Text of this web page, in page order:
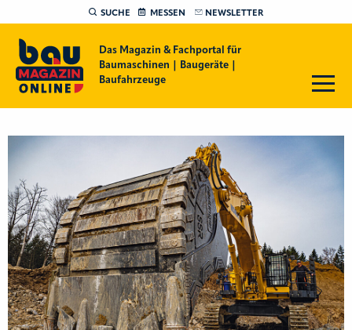
SUCHE MESSEN NEWSLETTER
Das Magazin & Fachportal für
Baumaschinen | Baugeräte |
Baufahrzeuge